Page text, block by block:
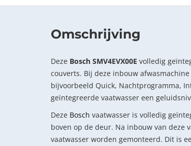
Omschrijving
Deze Bosch SMV4EVX00E volledig
couverts. Bij deze inbouw
bijvoorbeeld Quick, Nachtprogramma,
geïntegreerde vaatwasser een
Deze Bosch vaatwasser is volledig
boven op de deur. Na inbouw van deze
vaatwasser worden gemonteerd. Dit is